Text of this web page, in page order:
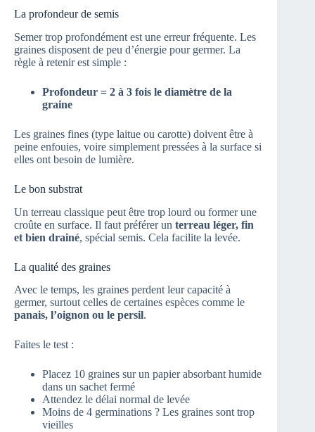
La profondeur de semis
Semer trop profondément est une erreur fréquente. Les
graines disposent de peu d’énergie pour germer. La
règle à retenir est simple :
Profondeur = 2 à 3 fois le diamètre de la
graine
Les graines fines (type laitue ou carotte) doivent être à
peine enfouies, voire simplement pressées à la surface si
elles ont besoin de lumière.
Le bon substrat
Un terreau classique peut être trop lourd ou former une
croûte en surface. Il faut préférer un terreau léger, fin
et bien drainé, spécial semis. Cela facilite la levée.
La qualité des graines
Avec le temps, les graines perdent leur capacité à
germer, surtout celles de certaines espèces comme le
panais, l’oignon ou le persil.
Faites le test :
Placez 10 graines sur un papier absorbant humide
dans un sachet fermé
Attendez le délai normal de levée
Moins de 4 germinations ? Les graines sont trop
vieilles